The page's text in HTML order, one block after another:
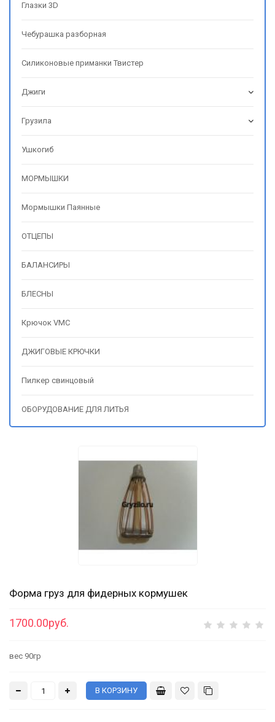
Глазки 3D
Чебурашка разборная
Силиконовые приманки Твистер
Джиги
Грузила
Ушкогиб
МОРМЫШКИ
Мормышки Паянные
ОТЦЕПЫ
БАЛАНСИРЫ
БЛЕСНЫ
Крючок VMC
ДЖИГОВЫЕ КРЮЧКИ
Пилкер свинцовый
ОБОРУДОВАНИЕ ДЛЯ ЛИТЬЯ
Форма груз для фидерных кормушек
1700.00руб.
вес 90гр